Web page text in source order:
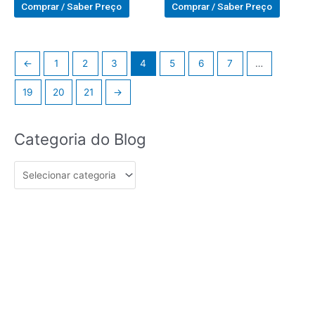
out
of
Comprar / Saber Preço
out
of
Comprar / Saber Preço
← 1 2 3 4 5 6 7 …
19 20 21 →
Categoria do Blog
Categoria
do
Blog